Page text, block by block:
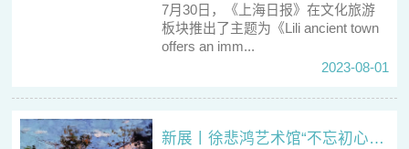
7月30日，《上海日报》在文化旅游
板块推出了主题为《Lili ancient town
offers an imm...
2023-08-01
新展丨徐悲鸿艺术馆“不忘初心”潘平观徐性贤油画水墨画展开幕